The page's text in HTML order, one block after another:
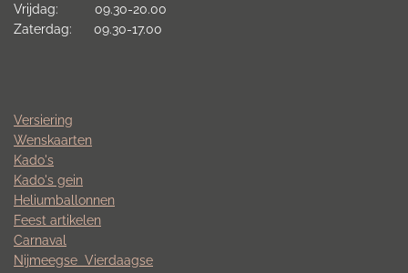
Vrijdag: 09.30-20.00
Zaterdag: 09.30-17.00
Versiering
Wenskaarten
Kado's
Kado's gein
Heliumballonnen
Feest artikelen
Carnaval
Nijmeegse Vierdaagse